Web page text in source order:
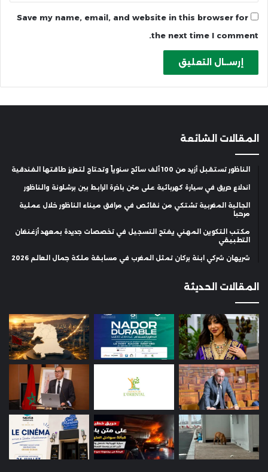
Save my name, email, and website in this browser for
the next time I comment.
المقالات الشائعة
الناظور تستقبل أزيد من 100 ألف سائح سنوياً وتحتاج لتعزيز طاقتها الفندقية
اندلاع حريق في سيارة كهربائية على متن باخرة الرابط بين برشلونة والناظور
الجالية المغربية تشتكي من نقائص في مرافق ميناء الناظور خلال عملية
مرحبا
مكتب التكوين المهني يفتح التسجيل في تخصصات جديدة بمعهد أزغنغان
التطبيقي
شريهان شركي ابنة بركان تمثل المغرب في مسابقة ملكة جمال العالم 2026
المقالات الحديثة